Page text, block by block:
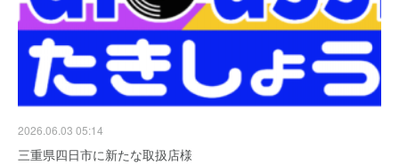
2026.06.03 05:14
三重県四日市に新たな取扱店様